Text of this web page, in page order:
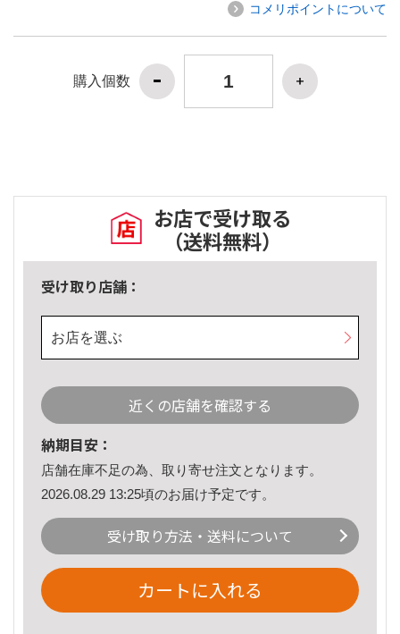
コメリポイントについて
購入個数
お店で受け取る
（送料無料）
受け取り店舗：
お店を選ぶ
近くの店舗を確認する
納期目安：
店舗在庫不足の為、取り寄せ注文となります。
2026.08.29 13:25頃のお届け予定です。
受け取り方法・送料について
カートに入れる